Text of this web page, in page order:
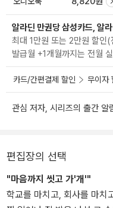
알라딘 만권당 삼성카드, 알
최대 1만원 또는 2만원 할
발급월 +1개월까지는 전월
카드/간편결제 할인 무이자
관심 저자, 시리즈의 출간 알
편집장의 선택
"마음까지 씻고 가'개'"
학교를 마치고, 회사를 마치